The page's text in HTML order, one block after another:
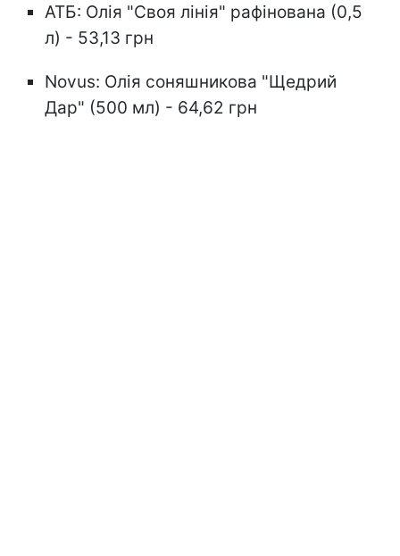
АТБ: Олія "Своя лінія" рафінована (0,5
л) - 53,13 грн
Novus: Олія соняшникова "Щедрий
Дар" (500 мл) - 64,62 грн